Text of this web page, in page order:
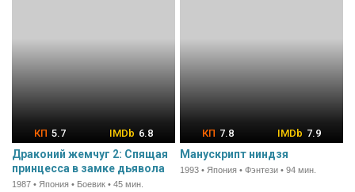
5.7 6.8
Драконий жемчуг 2: Спящая
принцесса в замке дьявола
1987 • Япония • Боевик • 45 мин.
7.8 7.9
Манускрипт ниндзя
1993 • Япония • Фэнтези • 94 мин.